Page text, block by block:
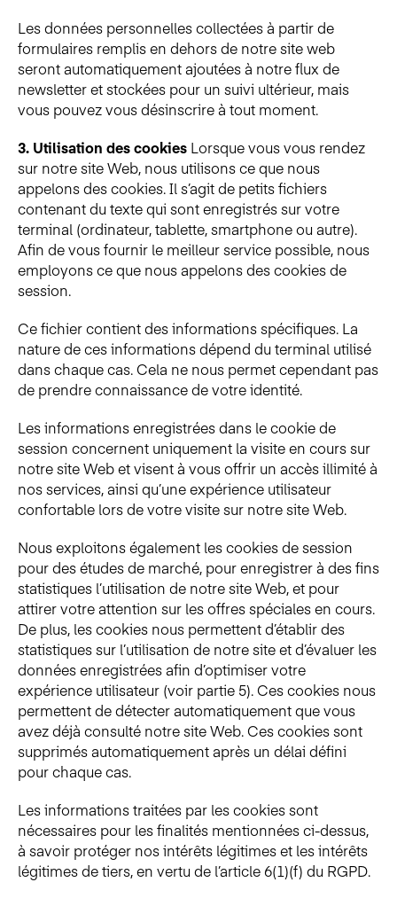
Les données personnelles collectées à partir de
formulaires remplis en dehors de notre site web
seront automatiquement ajoutées à notre flux de
newsletter et stockées pour un suivi ultérieur, mais
vous pouvez vous désinscrire à tout moment.
3. Utilisation des cookies Lorsque vous vous rendez
sur notre site Web, nous utilisons ce que nous
appelons des cookies. Il s’agit de petits fichiers
contenant du texte qui sont enregistrés sur votre
terminal (ordinateur, tablette, smartphone ou autre).
Afin de vous fournir le meilleur service possible, nous
employons ce que nous appelons des cookies de
session.
Ce fichier contient des informations spécifiques. La
nature de ces informations dépend du terminal utilisé
dans chaque cas. Cela ne nous permet cependant pas
de prendre connaissance de votre identité.
Les informations enregistrées dans le cookie de
session concernent uniquement la visite en cours sur
notre site Web et visent à vous offrir un accès illimité à
nos services, ainsi qu’une expérience utilisateur
confortable lors de votre visite sur notre site Web.
Nous exploitons également les cookies de session
pour des études de marché, pour enregistrer à des fins
statistiques l’utilisation de notre site Web, et pour
attirer votre attention sur les offres spéciales en cours.
De plus, les cookies nous permettent d’établir des
statistiques sur l’utilisation de notre site et d’évaluer les
données enregistrées afin d’optimiser votre
expérience utilisateur (voir partie 5). Ces cookies nous
permettent de détecter automatiquement que vous
avez déjà consulté notre site Web. Ces cookies sont
supprimés automatiquement après un délai défini
pour chaque cas.
Les informations traitées par les cookies sont
nécessaires pour les finalités mentionnées ci-dessus,
à savoir protéger nos intérêts légitimes et les intérêts
légitimes de tiers, en vertu de l’article 6(1)(f) du RGPD.